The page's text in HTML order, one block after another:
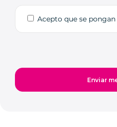
Acepto que se